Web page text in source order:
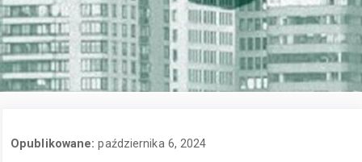
obszarze profilu tematycznego.
Opublikowane:października 6, 2024